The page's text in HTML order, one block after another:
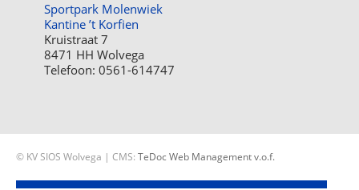
Sportpark Molenwiek
Kantine ’t Korfien
Kruistraat 7
8471 HH Wolvega
Telefoon: 0561-614747
© KV SIOS Wolvega | CMS: TeDoc Web Management v.o.f.